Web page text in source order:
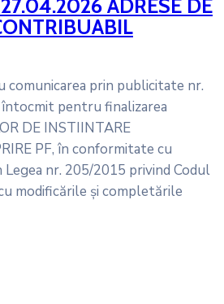
prin publicitate nr.
pentru finalizarea
DE INSTIINTARE
PF, în conformitate cu
nr. 205/2015 privind Codul
modificările și completările